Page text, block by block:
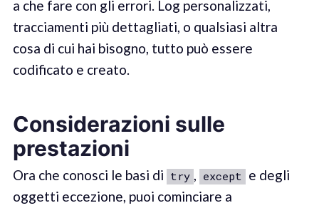
a che fare con gli errori. Log personalizzati,
tracciamenti più dettagliati, o qualsiasi altra
cosa di cui hai bisogno, tutto può essere
codificato e creato.
Considerazioni sulle
prestazioni
Ora che conosci le basi di try , except e degli
oggetti eccezione, puoi cominciare a